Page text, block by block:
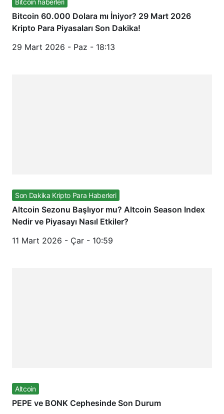
Bitcoin haberleri
Bitcoin 60.000 Dolara mı İniyor? 29 Mart 2026
Kripto Para Piyasaları Son Dakika!
29 Mart 2026 - Paz - 18:13
Son Dakika Kripto Para Haberleri
Altcoin Sezonu Başlıyor mu? Altcoin Season Index
Nedir ve Piyasayı Nasıl Etkiler?
11 Mart 2026 - Çar - 10:59
Altcoin
PEPE ve BONK Cephesinde Son Durum